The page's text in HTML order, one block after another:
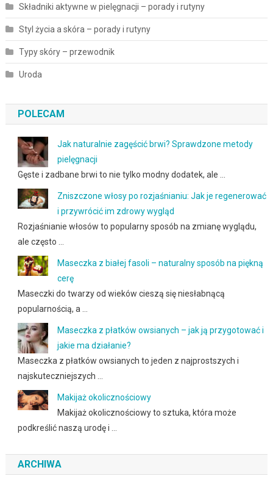
Składniki aktywne w pielęgnacji – porady i rutyny
Styl życia a skóra – porady i rutyny
Typy skóry – przewodnik
Uroda
POLECAM
Jak naturalnie zagęścić brwi? Sprawdzone metody
pielęgnacji
Gęste i zadbane brwi to nie tylko modny dodatek, ale …
Zniszczone włosy po rozjaśnianiu: Jak je regenerować
i przywrócić im zdrowy wygląd
Rozjaśnianie włosów to popularny sposób na zmianę wyglądu,
ale często …
Maseczka z białej fasoli – naturalny sposób na piękną
cerę
Maseczki do twarzy od wieków cieszą się niesłabnącą
popularnością, a …
Maseczka z płatków owsianych – jak ją przygotować i
jakie ma działanie?
Maseczka z płatków owsianych to jeden z najprostszych i
najskuteczniejszych …
Makijaż okolicznościowy
Makijaż okolicznościowy to sztuka, która może
podkreślić naszą urodę i …
ARCHIWA